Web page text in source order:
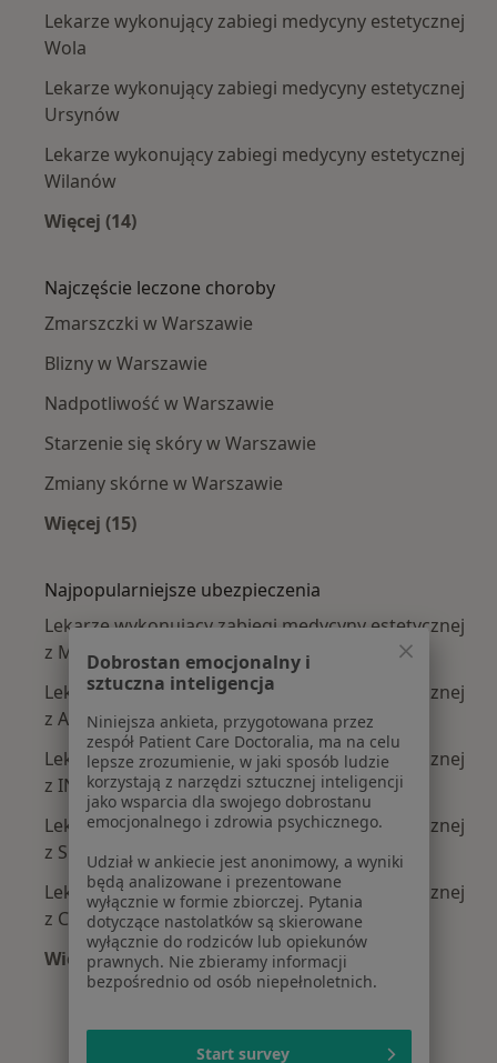
Lekarze wykonujący zabiegi medycyny estetycznej
Wola
Lekarze wykonujący zabiegi medycyny estetycznej
Ursynów
Lekarze wykonujący zabiegi medycyny estetycznej
Wilanów
Więcej (14)
Najczęście leczone choroby
Zmarszczki w Warszawie
Blizny w Warszawie
Nadpotliwość w Warszawie
Starzenie się skóry w Warszawie
Zmiany skórne w Warszawie
Więcej (15)
Najpopularniejsze ubezpieczenia
Lekarze wykonujący zabiegi medycyny estetycznej
z Medicover w Warszawie
Lekarze wykonujący zabiegi medycyny estetycznej
z Allianz w Warszawie
Lekarze wykonujący zabiegi medycyny estetycznej
z INTER Polska w Warszawie
Lekarze wykonujący zabiegi medycyny estetycznej
z Signal Iduna w Warszawie
Lekarze wykonujący zabiegi medycyny estetycznej
z Compensa w Warszawie
Więcej (7)
Więcej w kategorii: Najpopularniejsze
Dobrostan emocjonalny i
sztuczna inteligencja
Niniejsza ankieta, przygotowana przez
zespół Patient Care Doctoralia, ma na celu
lepsze zrozumienie, w jaki sposób ludzie
korzystają z narzędzi sztucznej inteligencji
jako wsparcia dla swojego dobrostanu
emocjonalnego i zdrowia psychicznego.
Udział w ankiecie jest anonimowy, a wyniki
będą analizowane i prezentowane
wyłącznie w formie zbiorczej. Pytania
dotyczące nastolatków są skierowane
wyłącznie do rodziców lub opiekunów
prawnych. Nie zbieramy informacji
bezpośrednio od osób niepełnoletnich.
Start survey